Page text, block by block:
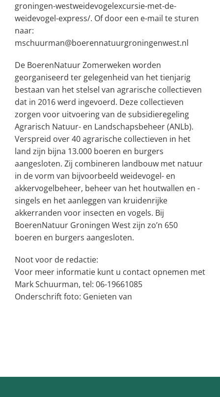
groningen-westweidevogelexcursie-met-de-
weidevogel-express/. Of door een e-mail te sturen
naar:
mschuurman@boerennatuurgroningenwest.nl
De BoerenNatuur Zomerweken worden
georganiseerd ter gelegenheid van het tienjarig
bestaan van het stelsel van agrarische collectieven
dat in 2016 werd ingevoerd. Deze collectieven
zorgen voor uitvoering van de subsidieregeling
Agrarisch Natuur- en Landschapsbeheer (ANLb).
Verspreid over 40 agrarische collectieven in het
land zijn bijna 13.000 boeren en burgers
aangesloten. Zij combineren landbouw met natuur
in de vorm van bijvoorbeeld weidevogel- en
akkervogelbeheer, beheer van het houtwallen en -
singels en het aanleggen van kruidenrijke
akkerranden voor insecten en vogels. Bij
BoerenNatuur Groningen West zijn zo’n 650
boeren en burgers aangesloten.
Noot voor de redactie:
Voor meer informatie kunt u contact opnemen met
Mark Schuurman, tel: 06-19661085
Onderschrift foto: Genieten van